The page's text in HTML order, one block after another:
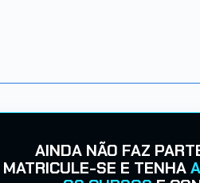
AINDA NÃO FAZ
MATRICULE-SE E TENHA